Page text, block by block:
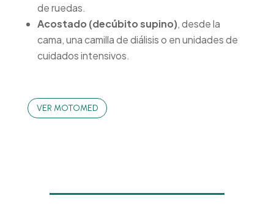
de ruedas.
Acostado (decúbito supino), desde la
cama, una camilla de diálisis o en unidades de
cuidados intensivos.
VER MOTOMED